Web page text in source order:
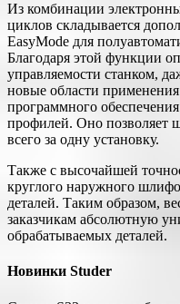
Из комбинации
циклов складывается
EasyMode для
Благодаря этой функции
управляемости станком,
новые области применения
программного
профилей. Оно позволяет
всего за одну установку.
Также с высочайшей
круглого наружного
деталей. Таким образом,
заказчикам абсолютную
обрабатываемых деталей.
Новинки Studer